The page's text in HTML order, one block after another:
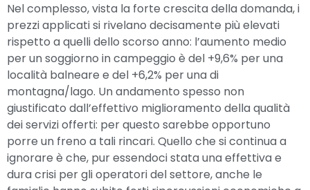
Nel complesso, vista la forte crescita della domanda, i
prezzi applicati si rivelano decisamente più elevati
rispetto a quelli dello scorso anno: l’aumento medio
per un soggiorno in campeggio è del +9,6% per una
località balneare e del +6,2% per una di
montagna/lago. Un andamento spesso non
giustificato dall’effettivo miglioramento della qualità
dei servizi offerti: per questo sarebbe opportuno
porre un freno a tali rincari. Quello che si continua a
ignorare è che, pur essendoci stata una effettiva e
dura crisi per gli operatori del settore, anche le